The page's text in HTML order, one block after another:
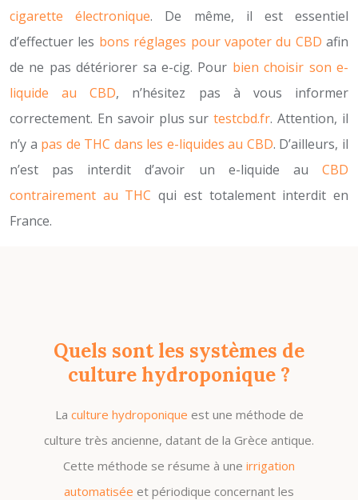
cigarette électronique. De même, il est essentiel
d’effectuer les bons réglages pour vapoter du CBD afin
de ne pas détériorer sa e-cig. Pour bien choisir son e-
liquide au CBD, n’hésitez pas à vous informer
correctement. En savoir plus surtestcbd.fr. Attention, il
n’y a pas de THC dans les e-liquides au CBD. D’ailleurs, il
n’est pas interdit d’avoir un e-liquide au CBD
contrairement au THC qui est totalement interdit en
France.
Quels sont les systèmes de
culture hydroponique ?
La culture hydroponique est une méthode de
culture très ancienne, datant de la Grèce antique.
Cette méthode se résume à une irrigation
automatisée et périodique concernant les